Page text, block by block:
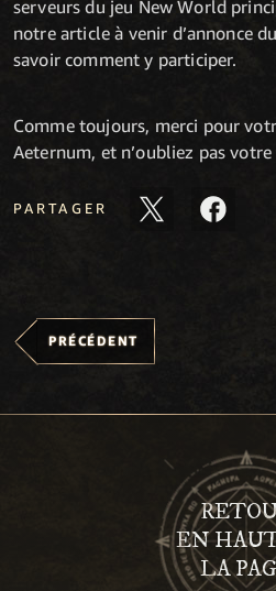
serveurs du jeu New World
notre article à venir d’annonce
savoir comment y participer.
Comme toujours, merci pour
Aeternum, et n’oubliez pas
PARTAGER
PRÉCÉDENT
EN
LA